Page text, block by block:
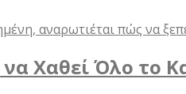
Χαθεί Όλο το